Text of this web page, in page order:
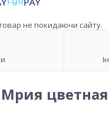
не покидаючи сайту.
Мрия